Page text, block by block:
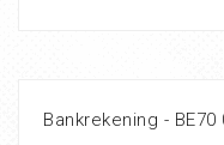
Bankrekening - BE70